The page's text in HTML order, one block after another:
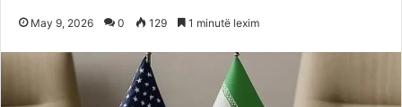
May 9, 2026 0 129 1 minutë lexim